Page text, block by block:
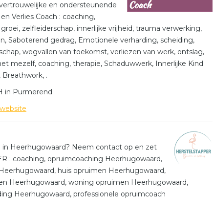
en ondersteunende
Verlies Coach : coaching,
zelfleiderschap, innerlijke vrijheid, trauma verwerking,
Saboterend gedrag, Emotionele verharding, scheiding,
wegvallen van toekomst, verliezen van werk, ontslag,
mezelf, coaching, therapie, Schaduwwerk, Innerlijke Kind
.
in Purmerend
website
Heerhugowaard? Neem contact op en zet
: coaching, opruimcoaching Heerhugowaard,
huis opruimen Heerhugowaard,
Heerhugowaard, woning opruimen Heerhugowaard,
Heerhugowaard, professionele opruimcoach